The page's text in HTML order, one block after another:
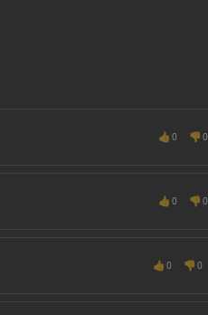
👍 0 👎 0
👍 0 👎 0
👍 0 👎 0